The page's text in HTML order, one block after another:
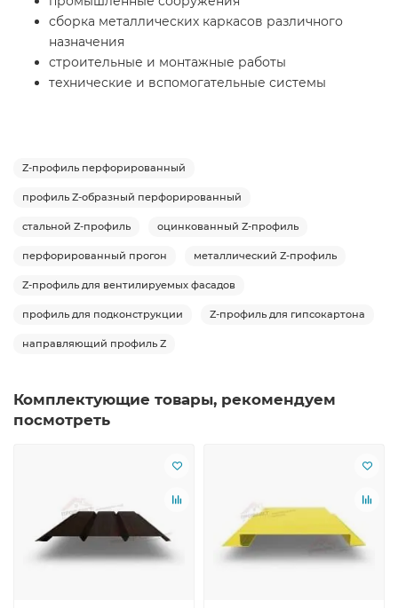
сборка металлических каркасов различного
назначения
строительные и монтажные работы
технические и вспомогательные системы
Z-профиль перфорированный
профиль Z-образный перфорированный
стальной Z-профиль оцинкованный Z-профиль
перфорированный прогон металлический Z-профиль
Z-профиль для вентилируемых фасадов
профиль для подконструкции Z-профиль для гипсокартона
направляющий профиль Z
Комплектующие товары, рекомендуем
посмотреть